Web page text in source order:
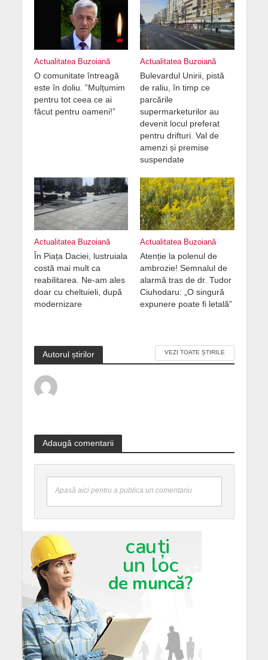
Actualitatea Buzoiană
O comunitate întreagă
este în doliu. ”Mulțumim
pentru tot ceea ce ai
făcut pentru oameni!”
Actualitatea Buzoiană
Bulevardul Unirii, pistă
de raliu, în timp ce
parcările
supermarketurilor au
devenit locul preferat
pentru drifturi. Val de
amenzi și premise
suspendate
Actualitatea Buzoiană
În Piața Daciei, lustruiala
costă mai mult ca
reabilitarea. Ne-am ales
doar cu cheltuieli, după
modernizare
Actualitatea Buzoiană
Atenție la polenul de
ambrozie! Semnalul de
alarmă tras de dr. Tudor
Ciuhodaru: „O singură
expunere poate fi letală”
Autorul știrilor VEZI TOATE ȘTIRILE
Adaugă comentarii
Apasă aici pentru a publica un comentariu